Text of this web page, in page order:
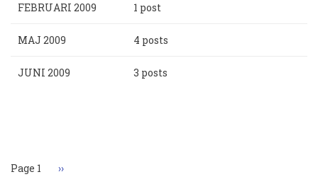
FEBRUARI 2009 1 post
MAJ 2009 4 posts
JUNI 2009 3 posts
Page 1 Nästa
››